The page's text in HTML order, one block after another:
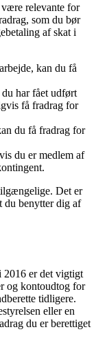
relevante for
som du bør
af skat i
kan du få
har fået udført
få fradrag for
du få fradrag for
du er medlem af
Det er
du benytter dig af
2016 er det vigtigt
og kontoudtog for
tidligere.
eller en
du er berettiget